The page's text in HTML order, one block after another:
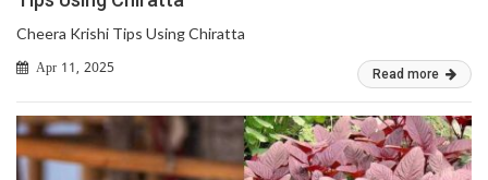
Cheera Krishi Tips Using Chiratta
Apr 11, 2025 Read more